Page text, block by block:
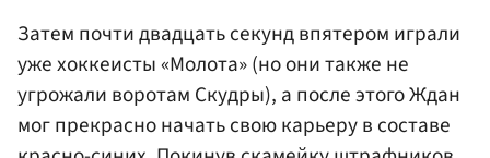
Затем почти двадцать секунд впятером играли
уже хоккеисты «Молота» (но они также не
угрожали воротам Скудры), а после этого Ждан
мог прекрасно начать свою карьеру в составе